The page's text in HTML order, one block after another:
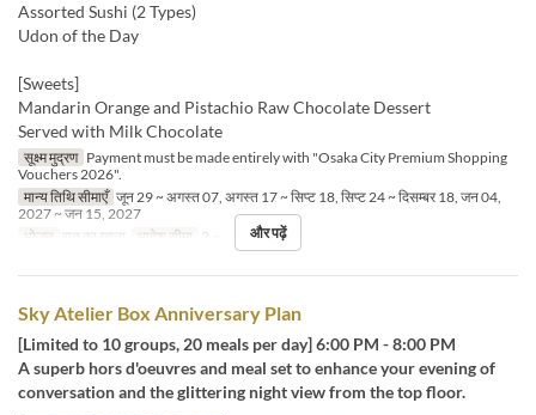
Assorted Sushi (2 Types)
Udon of the Day
[Sweets]
Mandarin Orange and Pistachio Raw Chocolate Dessert
Served with Milk Chocolate
सूक्ष्म मुद्रण Payment must be made entirely with "Osaka City Premium Shopping
Vouchers 2026".
मान्य तिथि सीमाएँ जून 29 ~ अगस्त 07, अगस्त 17 ~ सिप्ट 18, सिप्ट 24 ~ दिसम्बर 18, जन 04,
2027 ~ जन 15, 2027
भोजन
रात का खाना आदेश सीमा 2 ~ और पढ़ें
Sky Atelier Box Anniversary Plan
[Limited to 10 groups, 20 meals per day] 6:00 PM - 8:00 PM
A superb hors d'oeuvres and meal set to enhance your evening of
conversation and the glittering night view from the top floor.